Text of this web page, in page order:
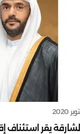
يقر استئناف